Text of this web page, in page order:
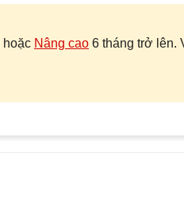
hoặc Nâng cao 6 tháng trở lên.